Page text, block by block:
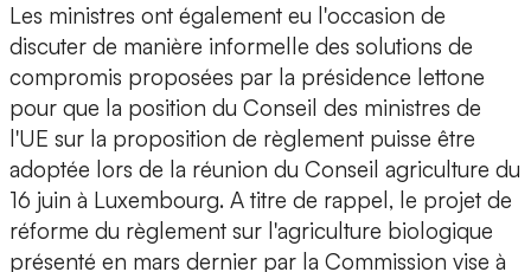
Les ministres ont également eu l'occasion de
discuter de manière informelle des solutions de
compromis proposées par la présidence lettone
pour que la position du Conseil des ministres de
l'UE sur la proposition de règlement puisse être
adoptée lors de la réunion du Conseil agriculture du
16 juin à Luxembourg. A titre de rappel, le projet de
réforme du règlement sur l'agriculture biologique
présenté en mars dernier par la Commission vise à